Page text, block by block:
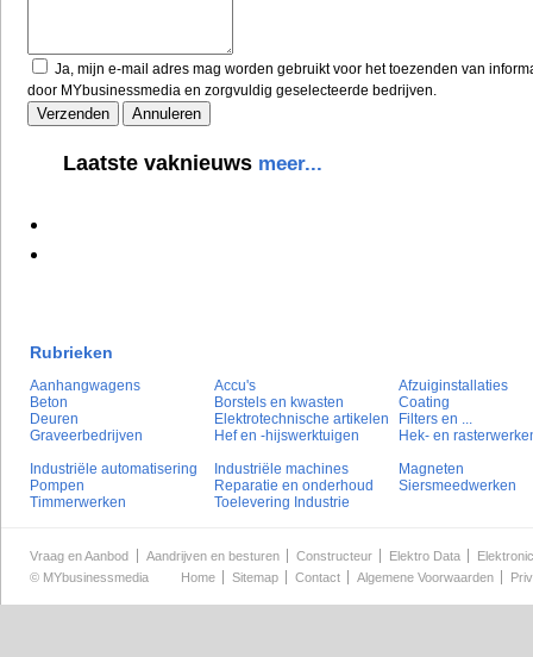
Ja, mijn e-mail adres mag worden gebruikt voor het toezenden van
door MYbusinessmedia en zorgvuldig geselecteerde bedrijven.
Laatste vaknieuws meer...
Rubrieken
Aanhangwagens Accu's
Afzuiginstallaties
Beton
Borstels en kwasten
Coating
Deuren
Elektrotechnische artikelen
Filters en ...
Graveerbedrijven
Hef en -hijswerktuigen
Hek- en
Industriële automatisering
Industriële machines
Magneten
Pompen
Reparatie en onderhoud
Siersmeedwerken
Timmerwerken
Toelevering Industrie
Vraag en Aanbod Aandrijven en besturen Constructeur Elektro Data
© MYbusinessmedia Home Sitemap Contact Algemene Voorwaarden